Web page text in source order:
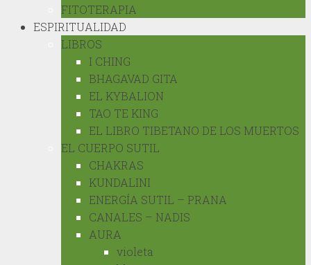
FITOTERAPIA
ESPIRITUALIDAD
LIBROS
I CHING
BHAGAVAD GITA
EL KYBALION
TAO TE KING
EL LIBRO TIBETANO DE LOS MUERTOS
EL CUERPO SUTIL
CHAKRAS
KUNDALINI
ENERGÍA SUTIL – PRANA
CANALES – NADIS
AURA
violeta